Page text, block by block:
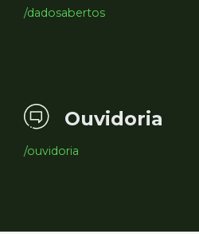
/dadosabertos
Ouvidoria
/ouvidoria